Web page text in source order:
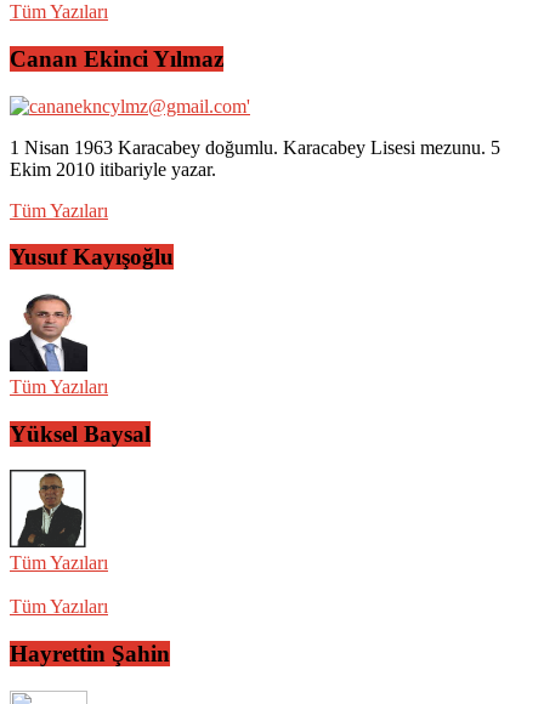
Tüm Yazıları
Canan Ekinci Yılmaz
1 Nisan 1963 Karacabey doğumlu. Karacabey Lisesi mezunu. 5
Ekim 2010 itibariyle yazar.
Tüm Yazıları
Yusuf Kayışoğlu
Tüm Yazıları
Yüksel Baysal
Tüm Yazıları
Tüm Yazıları
Hayrettin Şahin